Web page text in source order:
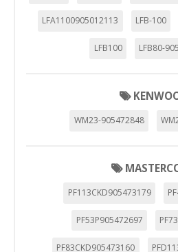
LFA1100905012113 LFB-100
LFB100 LFB80-
WM23-905472848
PF113CKD905473179
PF53P905472697
PF83CKD905473160